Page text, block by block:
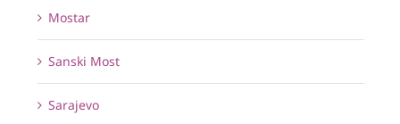
Mostar
Sanski Most
Sarajevo